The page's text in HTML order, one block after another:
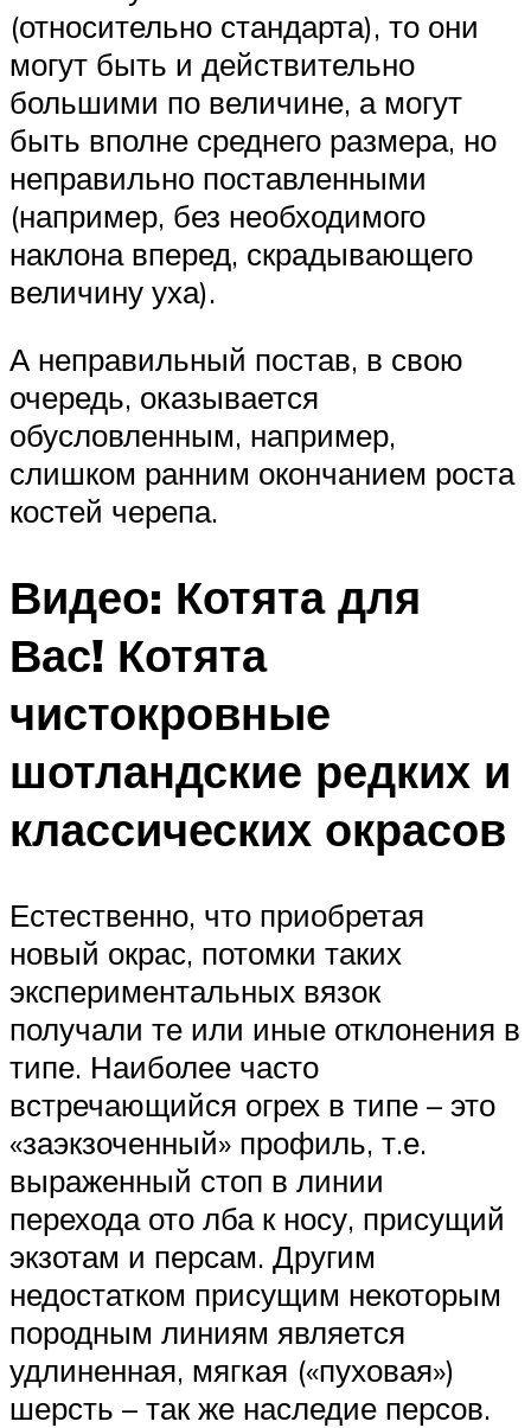
(относительно стандарта), то они
могут быть и действительно
большими по величине, а могут
быть вполне среднего размера, но
неправильно поставленными
(например, без необходимого
наклона вперед, скрадывающего
величину уха).
А неправильный постав, в свою
очередь, оказывается
обусловленным, например,
слишком ранним окончанием роста
костей черепа.
Видео: Котята для
Вас! Котята
чистокровные
шотландские редких и
классических окрасов
Естественно, что приобретая
новый окрас, потомки таких
экспериментальных вязок
получали те или иные отклонения в
типе. Наиболее часто
встречающийся огрех в типе – это
«заэкзоченный» профиль, т.е.
выраженный стоп в линии
перехода ото лба к носу, присущий
экзотам и персам. Другим
недостатком присущим некоторым
породным линиям является
удлиненная, мягкая («пуховая»)
шерсть – так же наследие персов.